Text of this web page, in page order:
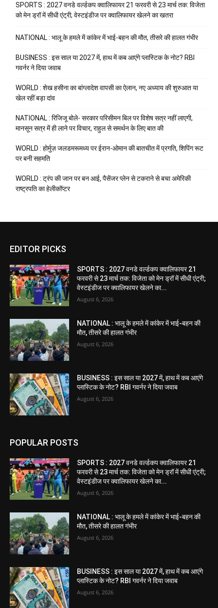
SPORTS : 2027 वनडे वर्ल्डकप क्वालिफायर 21 फरवरी से 23 मार्च तक: विजेता
को मेन ड्रॉ में सीधी एंट्री; वेस्टइंडीज पर क्वालिफायर खेलने का खतरा
NATIONAL : भालू के हमले में कांकेर में भाई-बहन की मौत, तीसरे की हालत गंभीर
BUSINESS : इस साल या 2027 में, हाथ में कब आएंगे प्लास्टिक के नोट? RBI
गवर्नर ने दिया जवाब
WORLD : शेख हसीना का बांग्लादेश वापसी का ऐलान, नए अध्याय की शुरुआत या
खेल रहीं बड़ा दांव
NATIONAL : रिजिजू बोले- सरकार परिसीमन बिल पर विशेष सत्र नहीं लाएगी,
मानसून सत्र में ही लाने पर विचार, राहुल से समर्थन के लिए बात की
WORLD : होर्मुज़ जलडमरूमध्य पर ईरान-ओमान की बातचीत में प्रगति, शिपिंग रूट
पर बनी सहमति
WORLD : ट्रंप की जान पर बन आई, पैसेंजर प्लेन से टकराने से बचा अमेरिकी
राष्ट्रपति का हेलीकॉप्टर
EDITOR PICKS
SPORTS : 2027 वनडे वर्ल्डकप क्वालिफायर 21
फरवरी से 23 मार्च तक: विजेता को मेन ड्रॉ में सीधी एंट्री;
वेस्टइंडीज पर क्वालिफायर खेलने का...
August 6, 2026
NATIONAL : भालू के हमले में कांकेर में भाई-बहन की
मौत, तीसरे की हालत गंभीर
August 6, 2026
BUSINESS : इस साल या 2027 में, हाथ में कब आएंगे
प्लास्टिक के नोट? RBI गवर्नर ने दिया जवाब
August 6, 2026
POPULAR POSTS
SPORTS : 2027 वनडे वर्ल्डकप क्वालिफायर 21
फरवरी से 23 मार्च तक: विजेता को मेन ड्रॉ में सीधी एंट्री;
वेस्टइंडीज पर क्वालिफायर खेलने का...
August 6, 2026
NATIONAL : भालू के हमले में कांकेर में भाई-बहन की
मौत, तीसरे की हालत गंभीर
August 6, 2026
BUSINESS : इस साल या 2027 में, हाथ में कब आएंगे
प्लास्टिक के नोट? RBI गवर्नर ने दिया जवाब
August 6, 2026